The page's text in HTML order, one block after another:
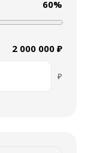
60%
2 000 000 ₽
₽